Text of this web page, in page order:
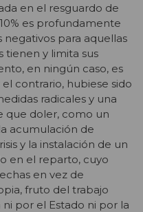
en el resguardo de
es profundamente
negativos para aquellas
tienen y limita sus
en ningún caso, es
contrario, hubiese sido
radicales y una
que doler, como un
acumulación de
y la instalación de un
en el reparto, cuyo
en vez de
fruto del trabajo
por el Estado ni por la